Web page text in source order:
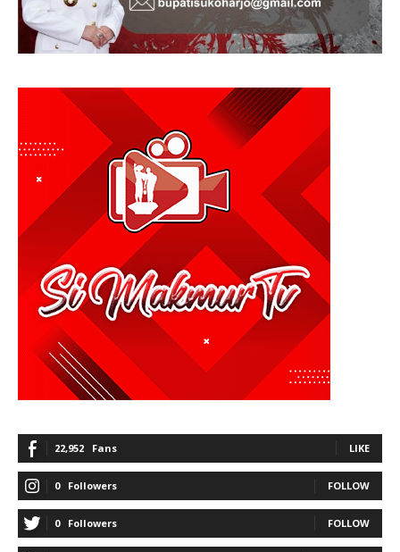
22,952 Fans LIKE
0 Followers FOLLOW
0 Followers FOLLOW